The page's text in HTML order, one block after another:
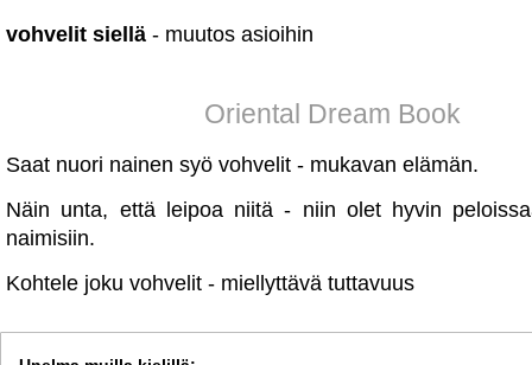
vohvelit siellä - muutos asioihin
Oriental Dream Book
Saat nuori nainen syö vohvelit - mukavan elämän.
Näin unta, että leipoa niitä - niin olet hyvin
naimisiin.
Kohtele joku vohvelit - miellyttävä tuttavuus